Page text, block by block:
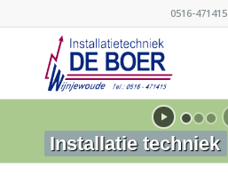
0516-471415
Installatie techniek